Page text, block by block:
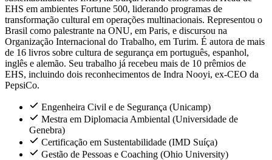
EHS em ambientes Fortune 500, liderando programas de
transformação cultural em operações multinacionais. Representou o
Brasil como palestrante na ONU, em Paris, e discursou na
Organização Internacional do Trabalho, em Turim. É autora de mais
de 16 livros sobre cultura de segurança em português, espanhol,
inglês e alemão. Seu trabalho já recebeu mais de 10 prêmios de
EHS, incluindo dois reconhecimentos de Indra Nooyi, ex-CEO da
PepsiCo.
Engenheira Civil e de Segurança (Unicamp)
Mestra em Diplomacia Ambiental (Universidade de
Genebra)
Certificação em Sustentabilidade (IMD Suíça)
Gestão de Pessoas e Coaching (Ohio University)